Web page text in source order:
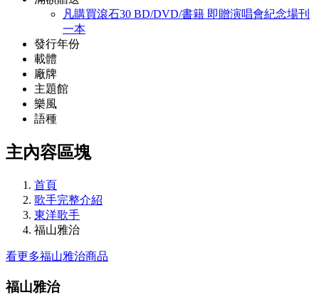
凡購買滾石30 BD/DVD/書籍 即贈演唱會紀念場刊
一本
發行年份
載體
廠牌
主題館
樂風
語種
主內容區塊
首頁
歌手完整介紹
東洋歌手
福山雅治
看更多福山雅治商品
福山雅治